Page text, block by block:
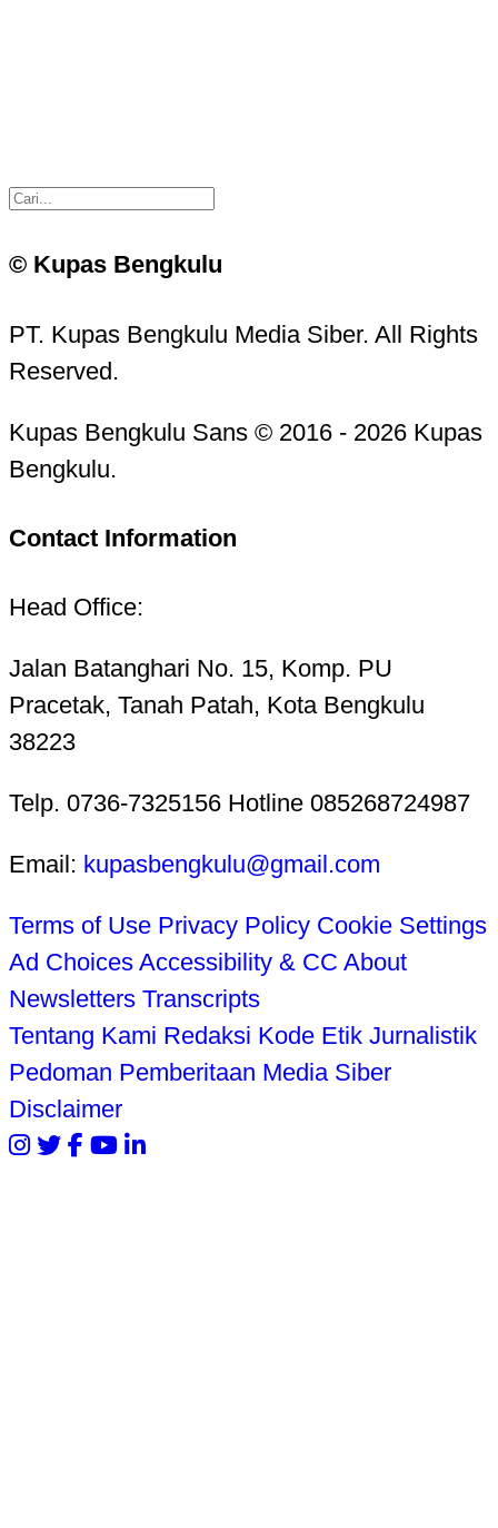
© Kupas Bengkulu
PT. Kupas Bengkulu Media Siber. All Rights
Reserved.
Kupas Bengkulu Sans © 2016 - 2026 Kupas
Bengkulu.
Contact Information
Head Office:
Jalan Batanghari No. 15, Komp. PU
Pracetak, Tanah Patah, Kota Bengkulu
38223
Telp. 0736-7325156 Hotline 085268724987
Email: kupasbengkulu@gmail.com
Terms of Use Privacy Policy Cookie Settings
Ad Choices Accessibility & CC About
Newsletters Transcripts
Tentang Kami Redaksi Kode Etik Jurnalistik
Pedoman Pemberitaan Media Siber
Disclaimer